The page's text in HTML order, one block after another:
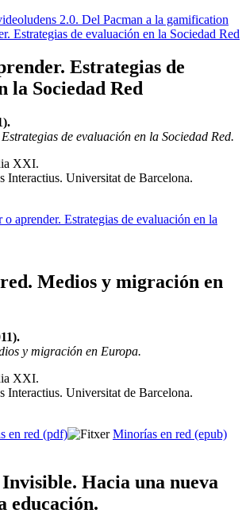
2.0. Del Pacman a la gamification
Estrategias de
la Sociedad Red
de evaluación en la Sociedad Red.
XXI.
Interactius. Universitat de Barcelona.
o aprender. Estrategias de evaluación en la
Medios y migración en
y migración en Europa.
XXI.
Interactius. Universitat de Barcelona.
en red (pdf)
Minorías en red (epub)
Hacia una nueva
educación.